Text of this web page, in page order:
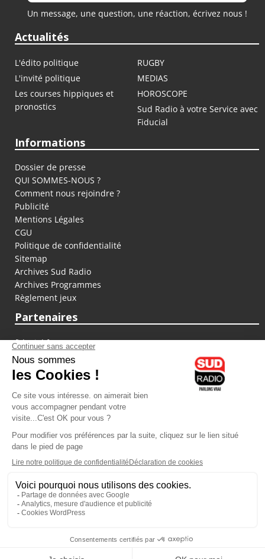
Un message, une question, une réaction, écrivez nous !
Actualités
L'édito politique
RUGBY
L'invité politique
MEDIAS
Les courses hippiques et
pronostics
HOROSCOPE
Sud Radio à votre Service avec
Fiducial
Informations
Dossier de presse
QUI SOMMES-NOUS ?
Comment nous rejoindre ?
Publicité
Mentions Légales
CGU
Politique de confidentialité
Sitemap
Archives Sud Radio
Archives Programmes
Règlement jeux
Partenaires
fiducial.fr
lyoncapitale.fr
olympique-et-lyonnais.com
L'application Iphone / Android
Téléchargez l'application
Les cookies
Gestion des cookies
Crédit photos : ©Sud Radio / Pierre Olivier
Brigitte Lahaie
Animateur